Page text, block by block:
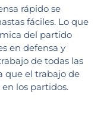
rápido se
fáciles. Lo que
del partido
en defensa y
de todas las
que el trabajo de
los partidos.